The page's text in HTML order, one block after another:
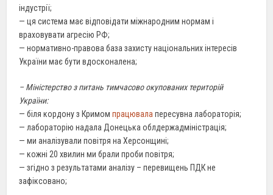
індустрії;
— ця система має відповідати міжнародним нормам і
враховувати агресію РФ;
— нормативно-правова база захисту національних інтересів
України має бути вдосконалена;
– Міністерство з питань тимчасово окупованих територій
України:
— біля кордону з Кримомпрацювала пересувна лабораторія;
— лабораторію надала Донецька облдержадміністрація;
— ми аналізували повітря на Херсонщині;
— кожні 20 хвилин ми брали проби повітря;
— згідно з результатами аналізу – перевищень ПДК не
зафіксовано;